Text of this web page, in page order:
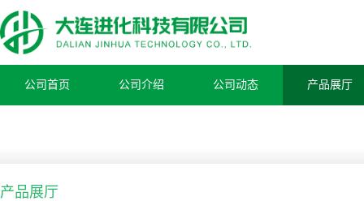
公司首页 公司介绍 公司动态 产品展厅
产品展厅